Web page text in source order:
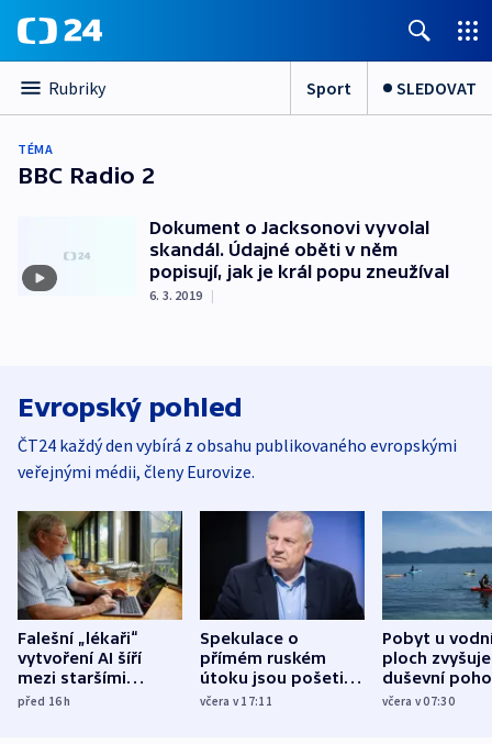
Rubriky Sport SLEDOVAT
TÉMA
BBC Radio 2
Dokument o Jacksonovi vyvolal
skandál. Údajné oběti v něm
popisují, jak je král popu zneužíval
6. 3. 2019 |
Evropský pohled
ČT24 každý den vybírá z obsahu publikovaného evropskými
veřejnými médii, členy Eurovize.
Falešní „lékaři“
vytvoření AI šíří
mezi staršími
Poláky nebezpečné
před 16h
Spekulace o
přímém ruském
útoku jsou pošetilé,
míní estonský
včera v 17:11
Pobyt u
ploch zvyšuje
duševní
ukázala
včera v 07:30